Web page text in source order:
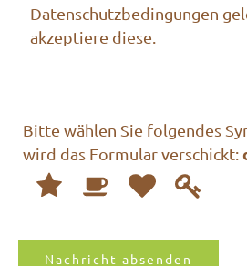
Datenschutzbedingungen
akzeptiere diese.
Bitte wählen Sie folgendes
wird das Formular verschickt:
2 3